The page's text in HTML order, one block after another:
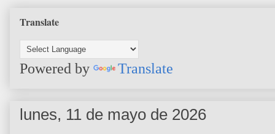
Translate
Powered by Translate
lunes, 11 de mayo de 2026